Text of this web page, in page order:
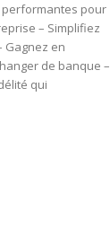
pour
– Simplifiez
Gagnez en
de banque –
qui